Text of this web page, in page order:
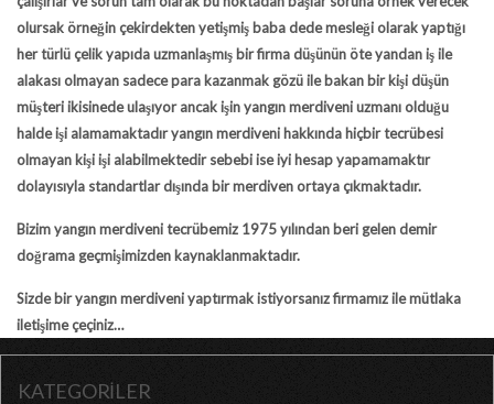
olursak örneğin çekirdekten yetişmiş baba dede mesleği olarak yaptığı
her türlü çelik yapıda uzmanlaşmış bir firma düşünün öte yandan iş ile
alakası olmayan sadece para kazanmak gözü ile bakan bir kişi düşün
müşteri ikisinede ulaşıyor ancak işin yangın merdiveni uzmanı olduğu
halde işi alamamaktadır yangın merdiveni hakkında hiçbir tecrübesi
olmayan kişi işi alabilmektedir sebebi ise iyi hesap yapamamaktır
dolayısıyla standartlar dışında bir merdiven ortaya çıkmaktadır.
Bizim yangın merdiveni tecrübemiz 1975 yılından beri gelen demir
doğrama geçmişimizden kaynaklanmaktadır.
Sizde bir yangın merdiveni yaptırmak istiyorsanız firmamız ile mütlaka
iletişime çeçiniz…
KATEGORİLER